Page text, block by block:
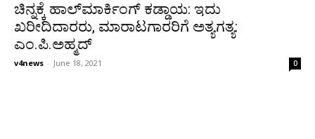
ಚಿನ್ನಕ್ಕೆ ಹಾಲ್‌ಮಾರ್ಕಿಂಗ್ ಕಡ್ಡಾಯ: ಇದು
ಖರೀದಿದಾರರು, ಮಾರಾಟಗಾರರಿಗೆ ಅತ್ಯಗತ್ಯ:
ಎಂ.ಪಿ.ಅಹ್ಮದ್
v4news - June 18, 2021 0